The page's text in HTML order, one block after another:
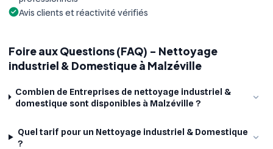
Avis clients et réactivité vérifiés
Foire aux Questions (FAQ) - Nettoyage
industriel & Domestique à Malzéville
Combien de Entreprises de nettoyage industriel &
domestique sont disponibles à Malzéville ?
Quel tarif pour un Nettoyage industriel & Domestique
?